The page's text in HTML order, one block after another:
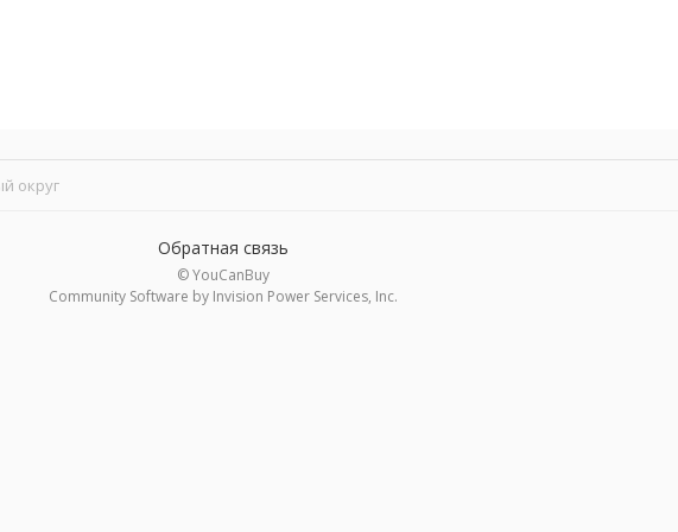
округ
Обратная связь
© YouCanBuy
Community Software by Invision Power Services, Inc.